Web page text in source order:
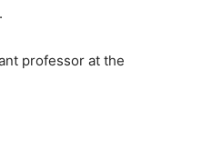
professor at the